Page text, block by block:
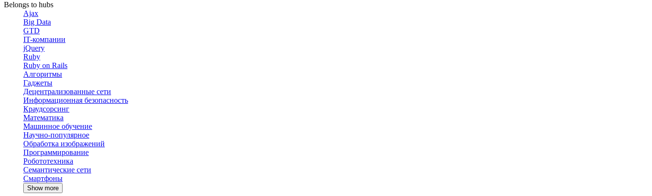
Belongs to hubs
Ajax
Big Data
GTD
IT-компании
jQuery
Ruby
Ruby on Rails
Алгоритмы
Гаджеты
Децентрализованные сети
Информационная безопасность
Краудсорсинг
Математика
Машинное обучение
Научно-популярное
Обработка изображений
Программирование
Робототехника
Семантические сети
Смартфоны
Show more